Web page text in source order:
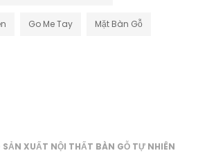
Go Me Tay Mặt Bàn Gỗ
XUẤT NỘI THẤT BÀN GỖ TỰ NHIÊN